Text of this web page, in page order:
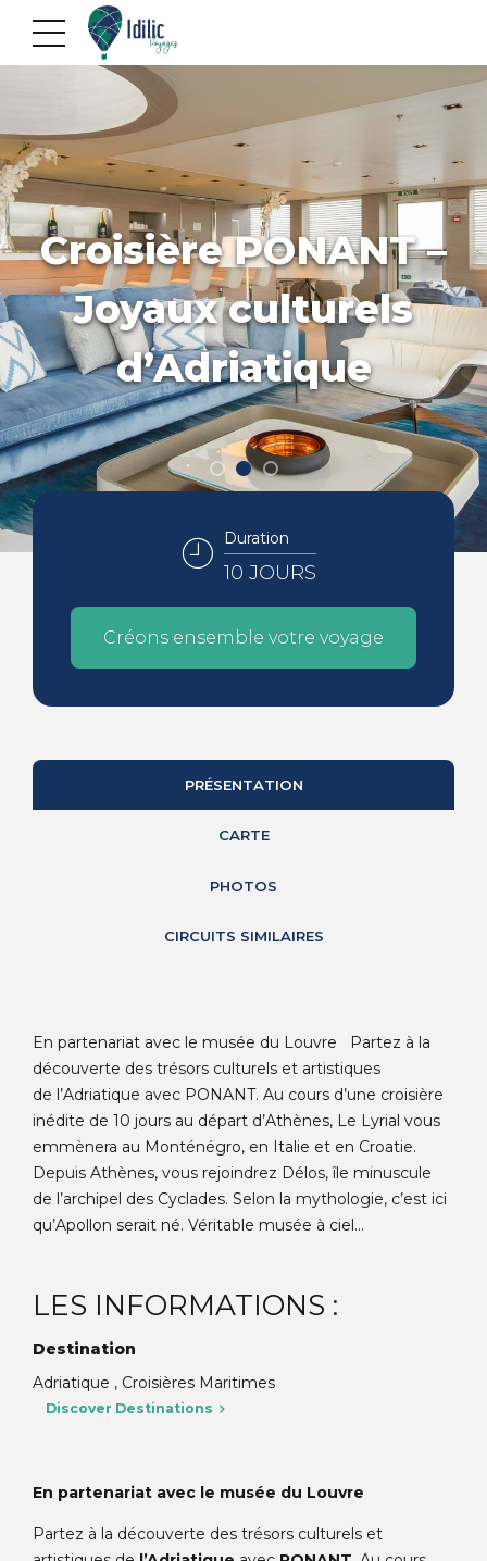
Croisière PONANT –
Joyaux culturels
d’Adriatique
Duration
10 JOURS
Créons ensemble votre voyage
PRÉSENTATION
CARTE
PHOTOS
CIRCUITS SIMILAIRES
En partenariat avec le musée du Louvre Partez à la
découverte des trésors culturels et artistiques
de l’Adriatique avec PONANT. Au cours d’une croisière
inédite de 10 jours au départ d’Athènes, Le Lyrial vous
emmènera au Monténégro, en Italie et en Croatie.
Depuis Athènes, vous rejoindrez Délos, île minuscule
de l’archipel des Cyclades. Selon la mythologie, c’est ici
qu’Apollon serait né. Véritable musée à ciel...
LES INFORMATIONS :
Destination
Adriatique , Croisières Maritimes
Discover Destinations
En partenariat avec le musée du Louvre
Partez à la découverte des trésors culturels et